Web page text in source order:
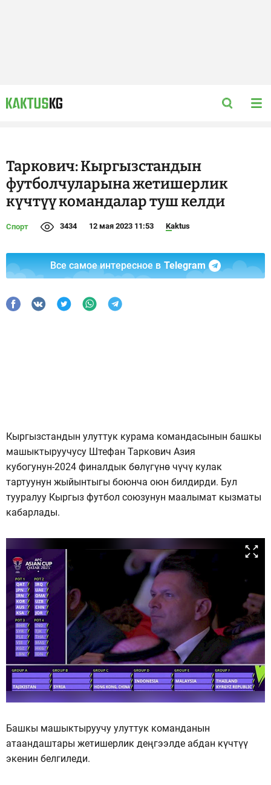
Таркович: Кыргызстандын
футболчуларына жетишерлик
күчтүү командалар туш келди
Спорт 3434 12 мая 2023 11:53 Kaktus
Все самое интересное в Telegram
Кыргызстандын улуттук курама командасынын башкы
машыктыруучусу Штефан Таркович Азия
кубогунун-2024 финалдык бөлүгүнө чүчү кулак
тартуунун жыйынтыгы боюнча оюн билдирди. Бул
тууралуу Кыргыз футбол союзунун маалымат кызматы
кабарлады.
Башкы машыктыруучу улуттук команданын
атаандаштары жетишерлик деңгээлде абдан күчтүү
экенин белгиледи.